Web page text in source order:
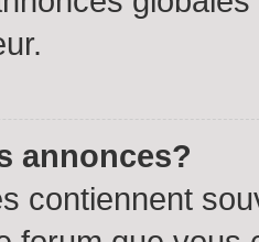
annonces?
contiennent